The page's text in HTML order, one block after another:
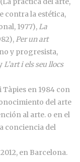
contra la estética,
1977),La
Per un art
y progresista,
L’art i els seu llocs
en 1984 con
del arte
al arte. o en el
conciencia del
en Barcelona.